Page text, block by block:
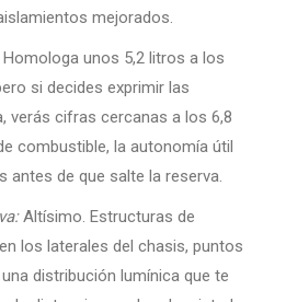
mejorados.
Homologa unos 5,2 litros a los
si decides exprimir las
verás cifras cercanas a los 6,8
combustible, la autonomía útil
antes de que salte la reserva.
Altísimo. Estructuras de
los laterales del chasis, puntos
distribución lumínica que te